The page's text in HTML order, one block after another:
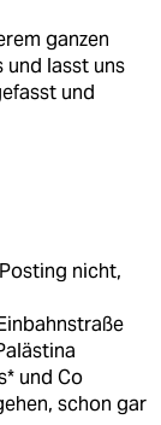
ganzen
und lasst uns
und
nicht,
und Co
schon gar